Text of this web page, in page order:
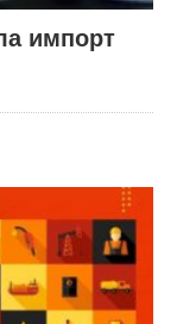
импорт